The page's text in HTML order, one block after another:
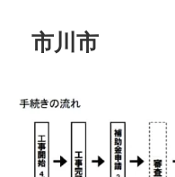
市川市